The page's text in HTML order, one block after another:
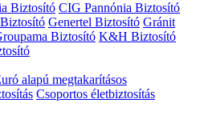
Biztosító CIG Pannónia Biztosító
Genertel Biztosító Gránit
Biztosító K&H Biztosító
alapú megtakarításos
Csoportos életbiztosítás